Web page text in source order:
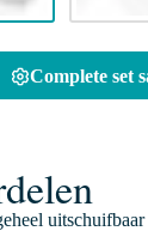
Complete set